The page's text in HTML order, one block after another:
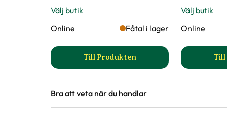
Välj butik
Online
Fåtal i lager
Till Produkten
till Korgkruka August
Välj butik
Online
Till
Bra att veta när du handlar